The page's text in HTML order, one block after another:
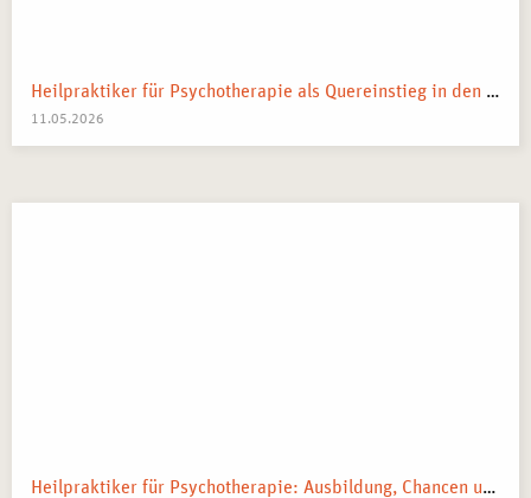
Heilpraktiker für Psychotherapie als Quereinstieg in den Heilberuf
11.05.2026
Heilpraktiker für Psychotherapie: Ausbildung, Chancen und dein Weg zum Traumberuf